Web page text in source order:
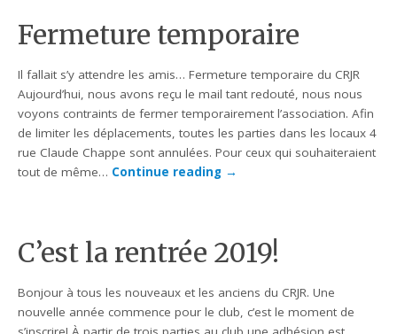
Fermeture temporaire
Il fallait s’y attendre les amis… Fermeture temporaire du CRJR
Aujourd’hui, nous avons reçu le mail tant redouté, nous nous
voyons contraints de fermer temporairement l’association. Afin
de limiter les déplacements, toutes les parties dans les locaux 4
rue Claude Chappe sont annulées. Pour ceux qui souhaiteraient
tout de même… Continue reading →
C’est la rentrée 2019!
Bonjour à tous les nouveaux et les anciens du CRJR. Une
nouvelle année commence pour le club, c’est le moment de